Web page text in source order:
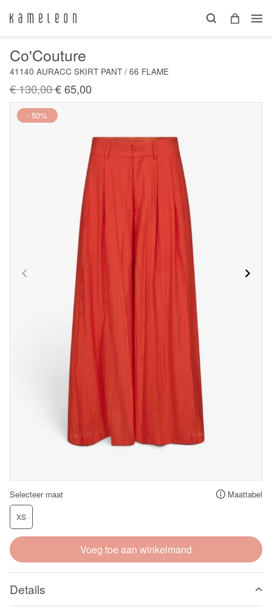
Co'Couture
41140 AURACC SKIRT PANT / 66 FLAME
€ 130,00€ 65,00
Nieuw
- 50%
Selecteer maat Maattabel
XS
Voeg toe aan winkelmand
Details